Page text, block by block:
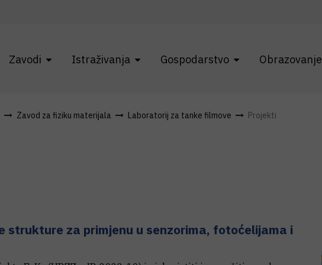
Zavodi Istraživanja Gospodarstvo Obrazovanje
Zavod za fiziku materijala Laboratorij za tanke filmove Projekti
strukture za primjenu u senzorima, fotoćelijama i